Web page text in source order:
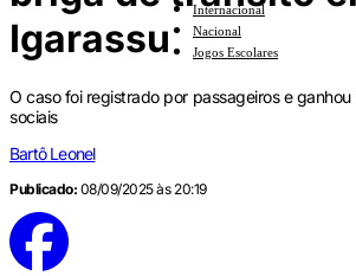
Internacional
Nacional
Jogos Escolares
Igarassu
O caso foi registrado por passageiros e
sociais
Bartô Leonel
Publicado: 08/09/2025 às 20:19